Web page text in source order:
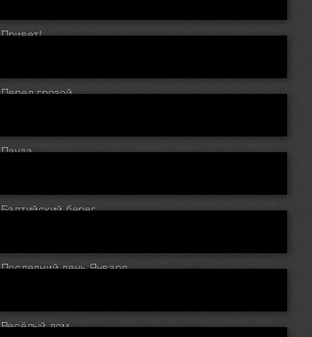
Привет!
Перед грозой.
Пауза.
Балтийский берег.
Последний день Января.
Весёлый дом.